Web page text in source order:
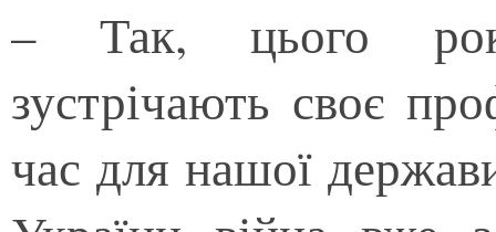
– Так, цього
зустрічають своє
час для нашої